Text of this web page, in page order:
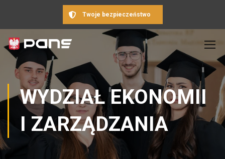
Twoje bezpieczeństwo
WYDZIAŁ EKONOMII
I ZARZĄDZANIA